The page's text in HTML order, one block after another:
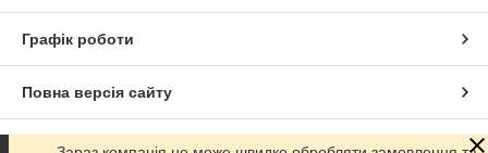
Графік роботи
Повна версія сайту
Сайт створено на маркетплейсі Prom.ua